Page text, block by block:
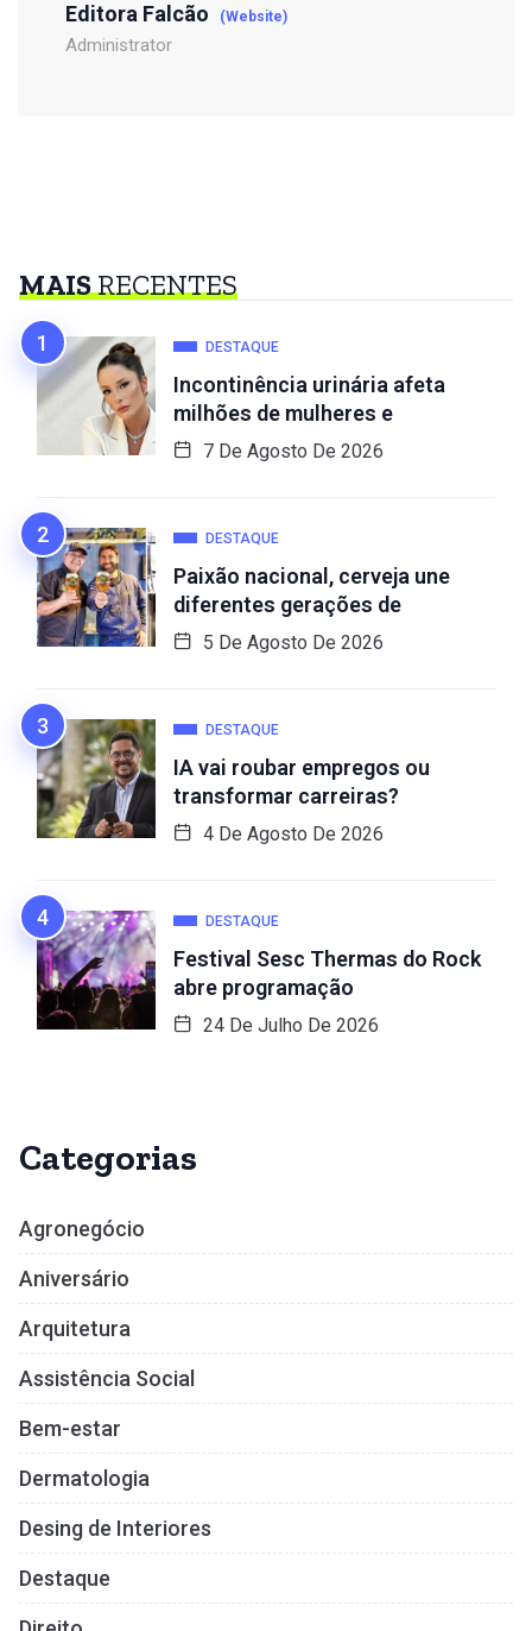
Editora Falcão (Website)
Administrator
MAISRECENTES
DESTAQUE
Incontinência urinária afeta
milhões de mulheres e
7 De Agosto De 2026
DESTAQUE
Paixão nacional, cerveja une
diferentes gerações de
5 De Agosto De 2026
DESTAQUE
IA vai roubar empregos ou
transformar carreiras?
4 De Agosto De 2026
DESTAQUE
Festival Sesc Thermas do Rock
abre programação
24 De Julho De 2026
Categorias
Agronegócio
Aniversário
Arquitetura
Assistência Social
Bem-estar
Dermatologia
Desing de Interiores
Destaque